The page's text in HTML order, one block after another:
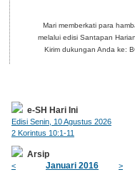
Mari memberkati para
melalui edisi Santapan
Kirim dukungan Anda ke:
e-SH Hari Ini
Edisi Senin, 10 Agustus 2026
2 Korintus 10:1-11
Arsip
< Januari 2016
>